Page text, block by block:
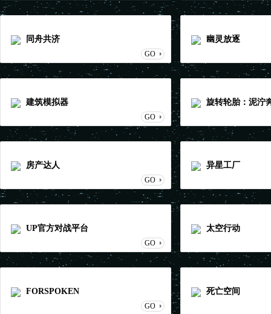
同舟共济
GO
幽灵放逐
建筑模拟器
GO
旋转轮胎：泥泞
房产达人
GO
异星工厂
UP官方对战平台
GO
太空行动
FORSPOKEN
GO
死亡空间